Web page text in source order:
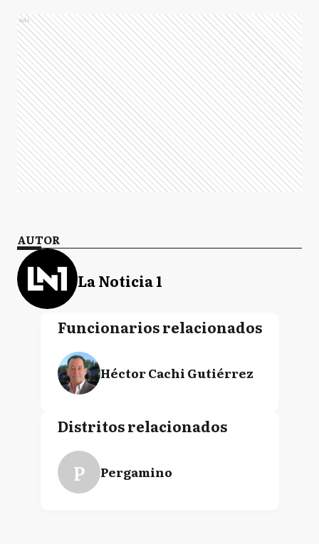
Ads
AUTOR
La Noticia 1
Funcionarios relacionados
Héctor Cachi Gutiérrez
Distritos relacionados
P Pergamino